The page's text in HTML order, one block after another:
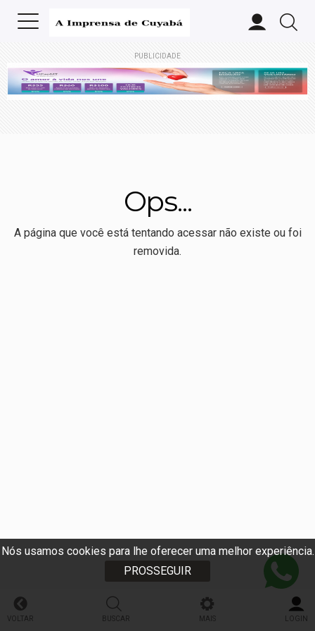
Nós usamos cookies para lhe oferecer uma melhor experiência.
PROSSEGUIR
PUBLICIDADE
Ops...
A página que você está tentando acessar não existe ou foi
removida.
VOLTAR BUSCAR MAIS LOGIN